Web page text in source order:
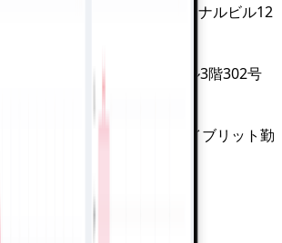
区芝田1丁目1-4 阪急ターミナルビル12
港区新橋3-9-10 天翔新橋ビル3階302号
リモートも組み合わせたハイブリット勤
断）